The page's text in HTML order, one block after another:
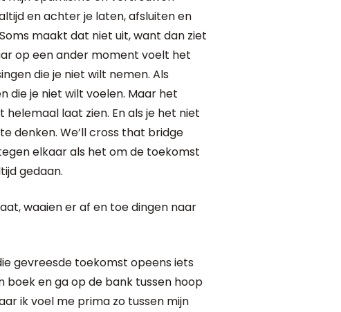
en achter je laten, afsluiten en
maakt dat niet uit, want dan ziet
op een ander moment voelt het
die je niet wilt nemen. Als
die je niet wilt voelen. Maar het
laat zien. En als je het niet
denken. We’ll cross that bridge
elkaar als het om de toekomst
gedaan.
waaien er af en toe dingen naar
gevreesde toekomst opeens iets
boek en ga op de bank tussen hoop
ik voel me prima zo tussen mijn